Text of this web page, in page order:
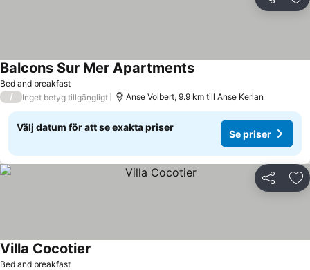
Dela
Bed and breakfast
Balcons Sur Mer ApartmentsSe priser
/ Inget betyg tillgängligt Anse Volbert, 9.9 km till Anse Kerlan
Välj datum för att se exakta priser
Se priser
Dela
Bed and breakfast
Villa Cocotier